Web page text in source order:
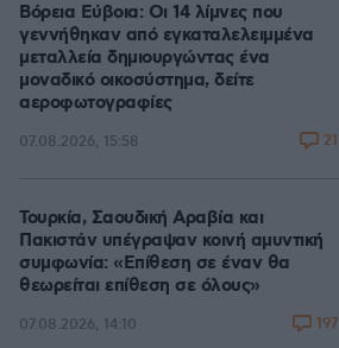
Βόρεια Εύβοια: Οι 14 λίμνες που
γεννήθηκαν από εγκαταλελειμμένα
μεταλλεία δημιουργώντας ένα
μοναδικό οικοσύστημα, δείτε
αεροφωτογραφίες
07.08.2026, 15:58 21
Τουρκία, Σαουδική Αραβία και
Πακιστάν υπέγραψαν κοινή αμυντική
συμφωνία: «Επίθεση σε έναν θα
θεωρείται επίθεση σε όλους»
07.08.2026, 14:10 197